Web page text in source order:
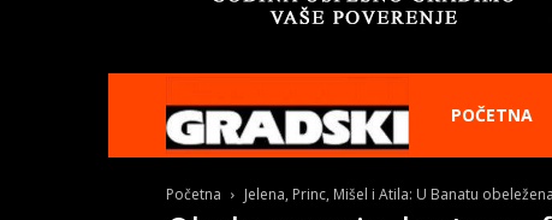
Gradski
Online
POČETNA
Početna Jelena, Princ, Mišel i Atila: U Banatu